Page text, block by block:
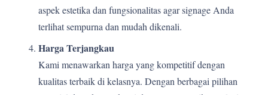
aspek estetika dan fungsionalitas agar signage Anda
terlihat sempurna dan mudah dikenali.
Harga Terjangkau
Kami menawarkan harga yang kompetitif dengan
kualitas terbaik di kelasnya. Dengan berbagai pilihan